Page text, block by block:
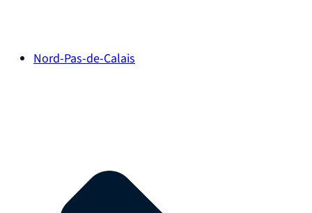
Nord-Pas-de-Calais